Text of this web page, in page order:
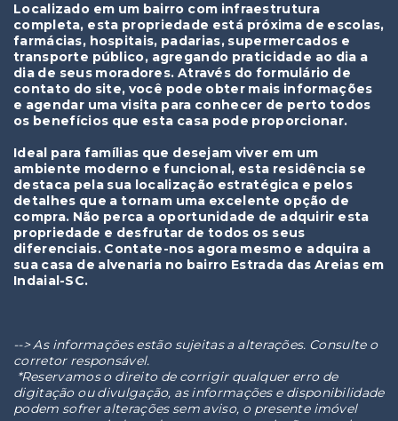
Localizado em um bairro com infraestrutura
completa, esta propriedade está próxima de escolas,
farmácias, hospitais, padarias, supermercados e
transporte público, agregando praticidade ao dia a
dia de seus moradores. Através do formulário de
contato do site, você pode obter mais informações
e agendar uma visita para conhecer de perto todos
os benefícios que esta casa pode proporcionar.
Ideal para famílias que desejam viver em um
ambiente moderno e funcional, esta residência se
destaca pela sua localização estratégica e pelos
detalhes que a tornam uma excelente opção de
compra. Não perca a oportunidade de adquirir esta
propriedade e desfrutar de todos os seus
diferenciais. Contate-nos agora mesmo e adquira a
sua casa de alvenaria no bairro Estrada das Areias em
Indaial-SC.
--> As informações estão sujeitas a alterações. Consulte o
corretor responsável.
*Reservamos o direito de corrigir qualquer erro de
digitação ou divulgação, as informações e disponibilidade
podem sofrer alterações sem aviso, o presente imóvel